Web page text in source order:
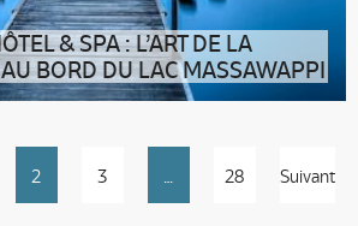
& SPA : L’ART DE LA
BORD DU LAC MASSAWAPPI
2 3 … 28 Suivant